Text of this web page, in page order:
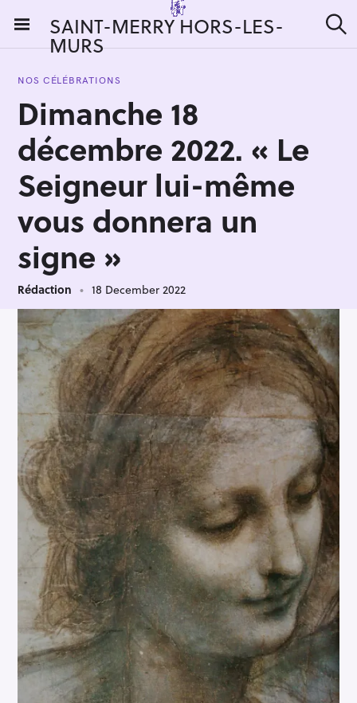
i
SAINT-MERRY HORS-LES-
MURS e
NOS CÉLÉBRATIONS
Dimanche 18
décembre 2022. « Le
Seigneur lui-même
vous donnera un
signe »
Rédaction 18 December 2022